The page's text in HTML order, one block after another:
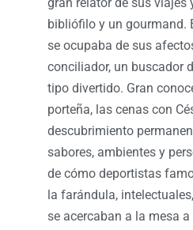
bibliófilo y un gourmand.
se ocupaba de sus
conciliador, un buscador
tipo divertido. Gran
porteña, las cenas con
descubrimiento
sabores, ambientes y
de cómo deportistas
la farándula,
se acercaban a la mesa